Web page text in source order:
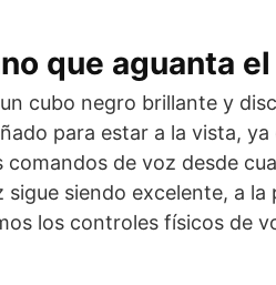
que aguanta
cubo negro brillante y
para estar a la vista, ya
comandos de voz desde
siendo excelente, a
los controles físicos de